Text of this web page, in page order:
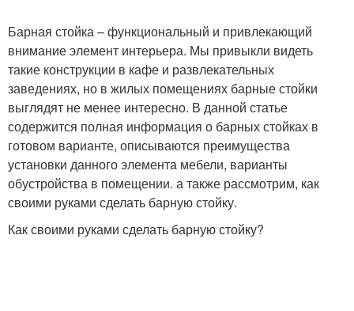
Барная стойка – функциональный и привлекающий
внимание элемент интерьера. Мы привыкли видеть
такие конструкции в кафе и развлекательных
заведениях, но в жилых помещениях барные стойки
выглядят не менее интересно. В данной статье
содержится полная информация о барных стойках в
готовом варианте, описываются преимущества
установки данного элемента мебели, варианты
обустройства в помещении. а также рассмотрим, как
своими руками сделать барную стойку.
Как своими руками сделать барную стойку?